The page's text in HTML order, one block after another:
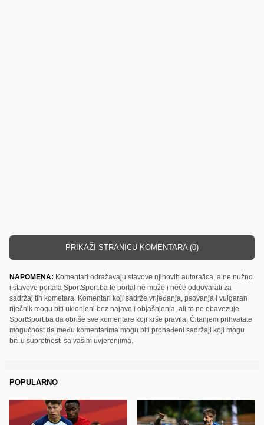
PRIKAŽI STRANICU KOMENTARA (0)
NAPOMENA: Komentari odražavaju stavove njihovih autora/ica, a ne nužno
i stavove portala SportSport.ba te portal ne može i neće odgovarati za
sadržaj tih kometara. Komentari koji sadrže vrijeđanja, psovanja i vulgaran
riječnik mogu biti uklonjeni bez najave i objašnjenja, ali to ne obavezuje
SportSport.ba da obriše sve komentare koji krše pravila. Čitanjem prihvatate
mogućnost da među komentarima mogu biti pronađeni sadržaji koji mogu
biti u suprotnosti sa vašim uvjerenjima.
POPULARNO